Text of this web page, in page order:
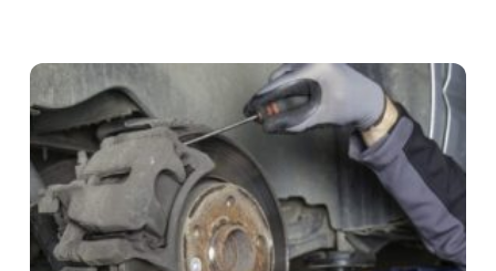
öve...